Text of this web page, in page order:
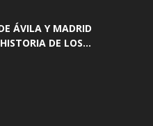
ÁVILA Y MADRID
DE LOS...